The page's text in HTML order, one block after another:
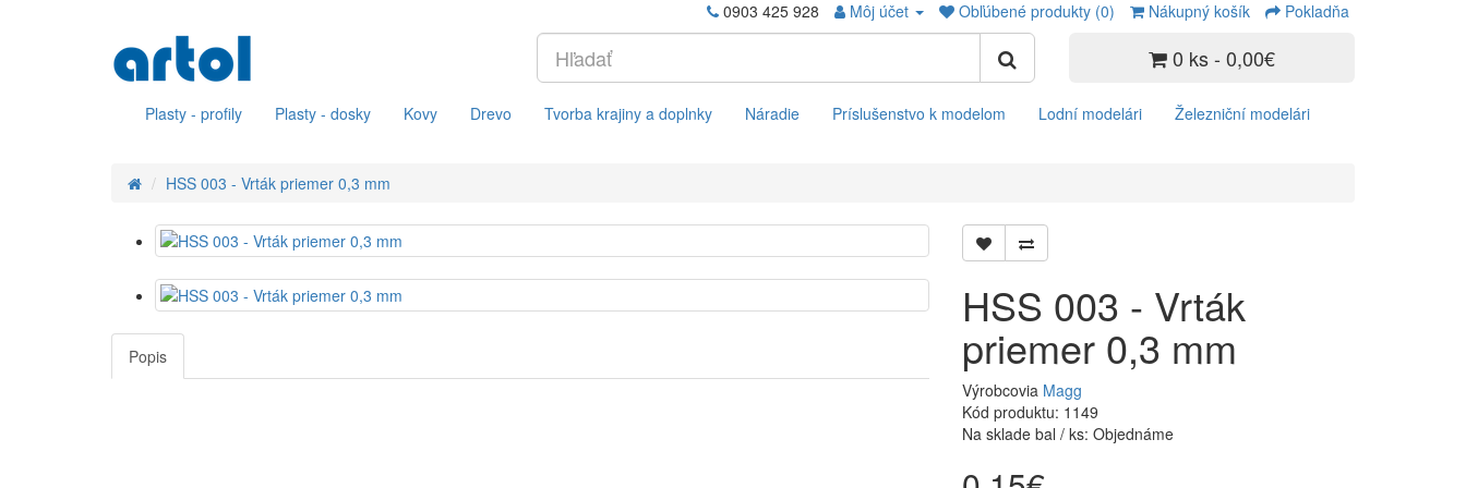
0903 425 928 Môj účet Obľúbené produkty (0) Nákupný košík Pokladňa
0 ks - 0,00€
Plasty - profily Plasty - dosky Kovy Drevo Tvorba krajiny a doplnky Náradie Príslušenstvo k modelom Lodní modelári Železniční modelári
HSS 003 - Vrták priemer 0,3 mm
Popis
HSS 003 - Vrták
priemer 0,3 mm
Výrobcovia Magg
Kód produktu: 1149
Na sklade bal / ks: Objednáme